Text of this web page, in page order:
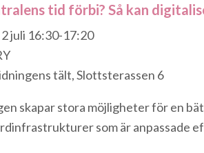
tid förbi? Så kan
juli 16:30-17:20
tält, Slottsterassen 6
skapar stora möjligheter för en
som är anpassade